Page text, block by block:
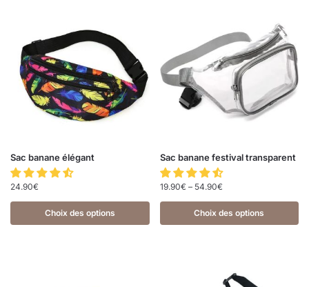
Sac banane élégant
24.90€
Choix des options
Sac banane festival transparent
19.90€ – 54.90€
Choix des options